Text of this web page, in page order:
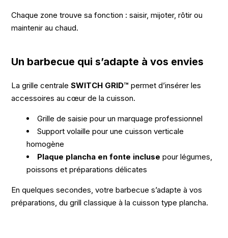
Chaque zone trouve sa fonction : saisir, mijoter, rôtir ou
maintenir au chaud.
Un barbecue qui s’adapte à vos envies
La grille centraleSWITCH GRID™ permet d’insérer les
accessoires au cœur de la cuisson.
Grille de saisie pour un marquage professionnel
Support volaille pour une cuisson verticale
homogène
Plaque plancha en fonte incluse pour légumes,
poissons et préparations délicates
En quelques secondes, votre barbecue s’adapte à vos
préparations, du grill classique à la cuisson type plancha.